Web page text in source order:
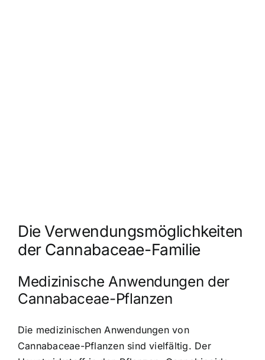
Die Verwendungsmöglichkeiten
der Cannabaceae-Familie
Medizinische Anwendungen der
Cannabaceae-Pflanzen
Die medizinischen Anwendungen von
Cannabaceae-Pflanzen sind vielfältig. Der